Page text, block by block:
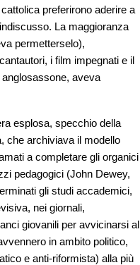
preferirono aderire a
La maggioranza
permetterselo),
i film impegnati e il
anglosassone, aveva
esplosa, specchio della
che archiviava il modello
a completare gli organici
pedagogici (John Dewey,
gli studi accademici,
nei giornali,
giovanili per avvicinarsi al
in ambito politico,
e anti-riformista) alla più